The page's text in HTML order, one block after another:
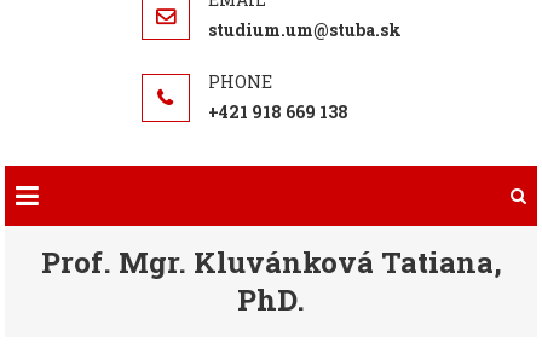
studium.um@stuba.sk
+421 918 669 138
Prof. Mgr. Kluvánková Tatiana,
PhD.